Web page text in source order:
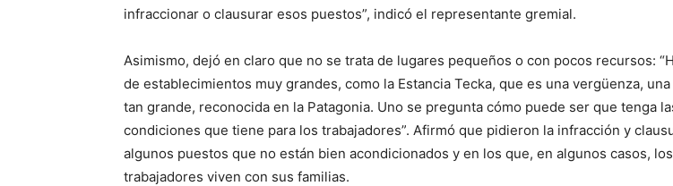
infraccionar o clausurar esos puestos”, indicó el representante gremial.
Asimismo, dejó en claro que no se trata de lugares pequeños o con pocos recursos:
de establecimientos muy grandes, como la Estancia Tecka, que es una vergüenza,
tan grande, reconocida en la Patagonia. Uno se pregunta cómo puede ser que tenga
condiciones que tiene para los trabajadores”. Afirmó que pidieron la infracción y
algunos puestos que no están bien acondicionados y en los que, en algunos casos, los
trabajadores viven con sus familias.